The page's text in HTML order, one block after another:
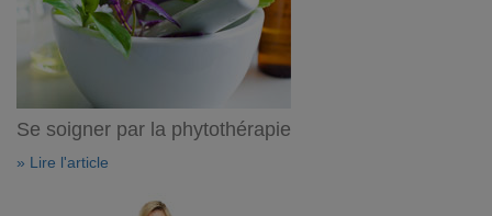
Se soigner par la phytothérapie
» Lire l'article